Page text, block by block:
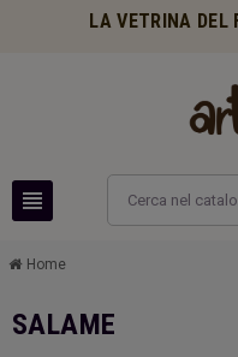
LA VETRINA
view_headline
Home
SALAME